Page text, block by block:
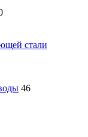
стали
46